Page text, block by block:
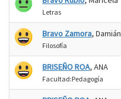
Letras
Bravo Zamora, Damián
Filosofía
BRISEÑO ROA, ANA
Facultad:Pedagogía